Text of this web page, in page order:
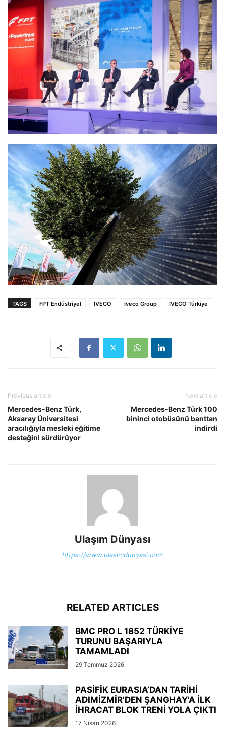
TAGS FPT Endüstriyel IVECO Iveco Group IVECO Türkiye
Previous article
Mercedes-Benz Türk,
Aksaray Üniversitesi
aracılığıyla mesleki eğitime
desteğini sürdürüyor
Next article
Mercedes-Benz Türk 100
bininci otobüsünü banttan
indirdi
Ulaşım Dünyası
https://www.ulasimdunyasi.com
RELATED ARTICLES
BMC PRO L 1852 TÜRKİYE
TURUNU BAŞARIYLA
TAMAMLADI
29 Temmuz 2026
PASİFİK EURASIA’DAN TARİHİ
ADIMİZMİR’DEN ŞANGHAY’A İLK
İHRACAT BLOK TRENİ YOLA ÇIKTI
17 Nisan 2026